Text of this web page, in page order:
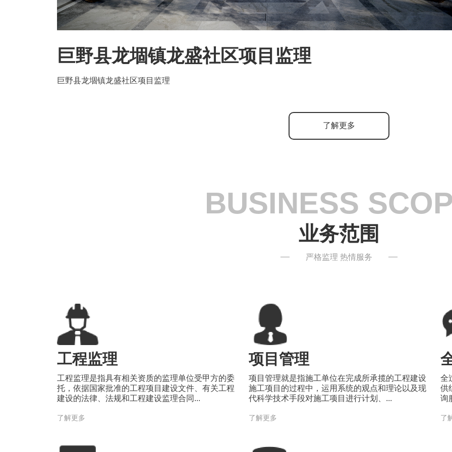
巨野县龙堌镇龙盛社区项目监理
巨野县龙堌镇龙盛社区项目监理
了解更多
BUSINESS
业务范围
严格监理 热情服务
工程监理
工程监理是指具有相关资质的监理单位受甲方的委
托，依据国家批准的工程项目建设文件、有关工程
建设的法律、法规和工程建设监理合同...
了解更多
项目管理
项目管理就是指施工单位在完成所承揽的工程建设
施工项目的过程中，运用系统的观点和理论以及现
代科学技术手段对施工项目进行计划、...
了解更多
全
供
询
了